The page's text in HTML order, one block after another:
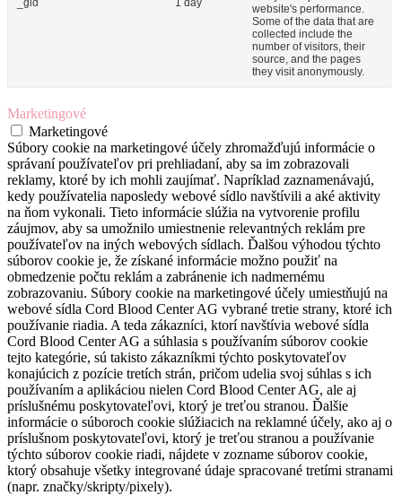
_gid 1 day
website's performance.
Some of the data that are
collected include the
number of visitors, their
source, and the pages
they visit anonymously.
Marketingové
Marketingové
Súbory cookie na marketingové účely zhromažďujú informácie o
správaní používateľov pri prehliadaní, aby sa im zobrazovali
reklamy, ktoré by ich mohli zaujímať. Napríklad zaznamenávajú,
kedy používatelia naposledy webové sídlo navštívili a aké aktivity
na ňom vykonali. Tieto informácie slúžia na vytvorenie profilu
záujmov, aby sa umožnilo umiestnenie relevantných reklám pre
používateľov na iných webových sídlach. Ďalšou výhodou týchto
súborov cookie je, že získané informácie možno použiť na
obmedzenie počtu reklám a zabránenie ich nadmernému
zobrazovaniu. Súbory cookie na marketingové účely umiestňujú na
webové sídla Cord Blood Center AG vybrané tretie strany, ktoré ich
používanie riadia. A teda zákazníci, ktorí navštívia webové sídla
Cord Blood Center AG a súhlasia s používaním súborov cookie
tejto kategórie, sú takisto zákazníkmi týchto poskytovateľov
konajúcich z pozície tretích strán, pričom udelia svoj súhlas s ich
používaním a aplikáciou nielen Cord Blood Center AG, ale aj
príslušnému poskytovateľovi, ktorý je treťou stranou. Ďalšie
informácie o súboroch cookie slúžiacich na reklamné účely, ako aj o
príslušnom poskytovateľovi, ktorý je treťou stranou a používanie
týchto súborov cookie riadi, nájdete v zozname súborov cookie,
ktorý obsahuje všetky integrované údaje spracované tretími stranami
(napr. značky/skripty/pixely).